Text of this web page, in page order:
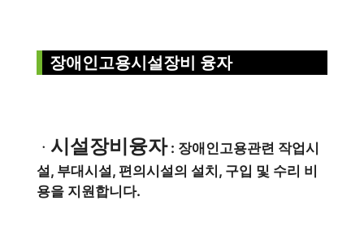
장애인고용시설장비 융자
ㆍ 시설장비융자: 장애인고용관련 작업시
설, 부대시설, 편의시설의 설치, 구입 및 수리 비
용을 지원합니다.